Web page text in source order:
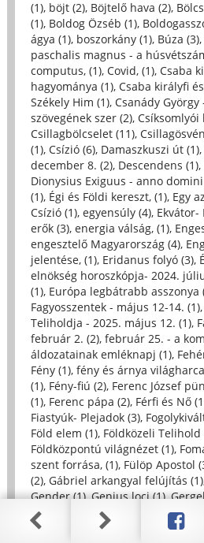
(1), böjt (2), Böjtelő hava (2),
(1), Boldog Özséb (1),
ágya (1), boszorkány (1), Búza (3),
paschalis magnus - a
computus, (1), Covid, (1), Csaba
hagyománya (1), Csaba királyfi
Székely Him (1), Csanády
szövegének szer (2), Csíksomlyói
Csillagbölcselet (11),
(1), Csízió (6), Damaszkuszi út (1),
december 8. (2), Descendens (1),
Dionysius Exiguus - anno
(1), Égi és Földi kereszt, (1), Egy
Csízió (1), egyensúly (4), Ekvátor-
erők (3), energia válság, (1),
engesztelő Magyarország (4),
jelentése, (1), Eridanus folyó (3),
elnökség horoszkópja- 2024.
(1), Európa legbátrabb asszonya
Fagyosszentek - május 12-14. (1),
Teliholdja - 2025. május 12. (1),
február 2. (2), február 25. - a
áldozatainak emléknapj (1),
Fény (1), fény és árnya
(1), Fény-fiú (2), Ferenc József
(1), Ferenc pápa (2), Férfi és Nő
Fiastyúk- Plejadok (3),
Föld elem (1), Földközeli
Földközpontú világnézet (1),
szent forrása, (1), Fülöp Apostol
(2), Gábriel arkangyal felújítás (1)
Gender (1),Genius loci (1),
felmelegedés (3)
Gnózis (5),
Gregorián naptárreform (1),